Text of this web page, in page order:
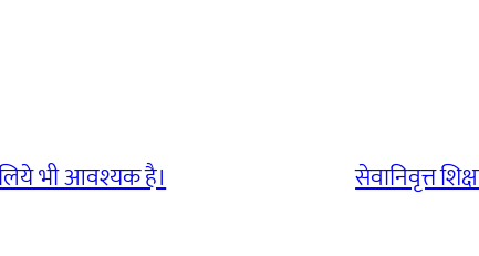
लिये भी आवश्यक है। सेवानिवृत्त